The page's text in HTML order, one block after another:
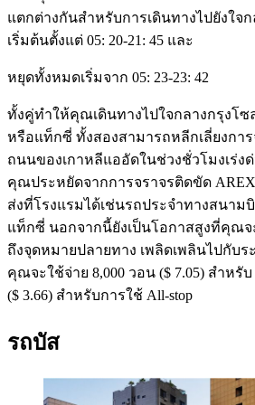
แตกต่างกันสำหรับการเดินทางไปยังใจ
เริ่มต้นตั้งแต่ 05: 20-21: 45 และ
หยุดทั้งหมดเริ่มจาก 05: 23-23: 42
ทั้งคู่ทำให้คุณเดินทางไปใจกลางกรุงโซ
หรือแท็กซี่ ทั้งสองสามารถหลีกเลี่ยงกา
ถนนของเกาหลีแออัดในช่วงชั่วโมงเร่ง
คุณประหยัดจากการจราจรติดขัด
ส่งที่โรงแรมได้เช่นรถประจำทางสนาม
แท็กซี่ นอกจากนี้ยังเป็นโอกาสสูงที่คุณ
ถึงจุดหมายปลายทาง เพลิดเพลินไปกับ
คุณจะใช้จ่าย 8,000 วอน ($ 7.05) สำหรับ
($ 3.66) สำหรับการใช้ All-stop
รถบัส